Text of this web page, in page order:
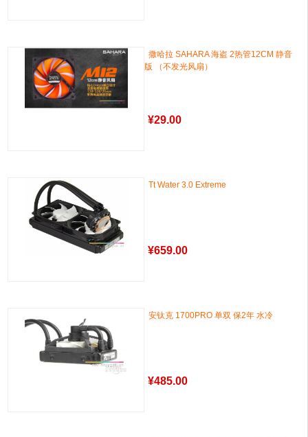
撒哈拉 SAHARA 海盗 2热管12CM 静音
版 （不发光风扇）
¥29.00
Tt Water 3.0 Extreme
¥659.00
安钛克 1700PRO 单双 保2年 水冷
¥485.00